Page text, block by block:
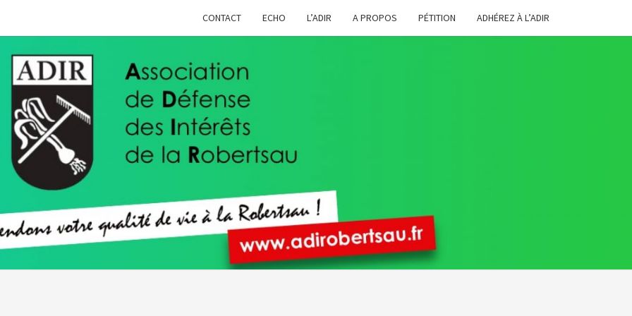
CONTACT ECHO L’ADIR A PROPOS PÉTITION ADHÉREZ À L’ADIR
ADIR
Pour
De Vie À
La
Robertsau